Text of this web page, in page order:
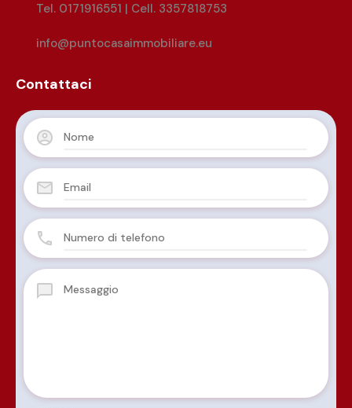
Tel. 0171916551 | Cell. 3357818753
info@puntocasaimmobiliare.eu
Contattaci